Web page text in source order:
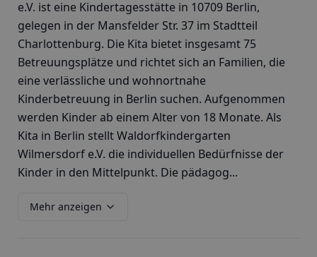
e.V. ist eine Kindertagesstätte in 10709 Berlin,
gelegen in der Mansfelder Str. 37 im Stadtteil
Charlottenburg. Die Kita bietet insgesamt 75
Betreuungsplätze und richtet sich an Familien, die
eine verlässliche und wohnortnahe
Kinderbetreuung in Berlin suchen. Aufgenommen
werden Kinder ab einem Alter von 18 Monate. Als
Kita in Berlin stellt Waldorfkindergarten
Wilmersdorf e.V. die individuellen Bedürfnisse der
Kinder in den Mittelpunkt. Die pädagog...
Mehr anzeigen